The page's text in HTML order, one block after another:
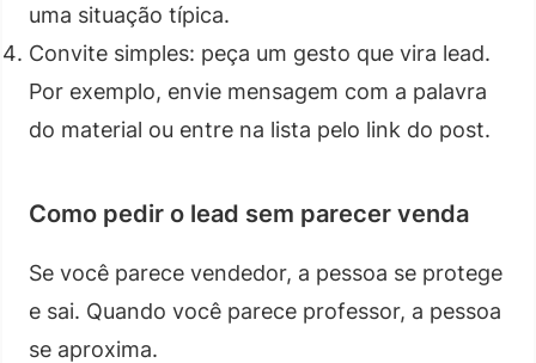
uma situação típica.
Convite simples: peça um gesto que vira lead.
Por exemplo, envie mensagem com a palavra
do material ou entre na lista pelo link do post.
Como pedir o lead sem parecer venda
Se você parece vendedor, a pessoa se protege
e sai. Quando você parece professor, a pessoa
se aproxima.